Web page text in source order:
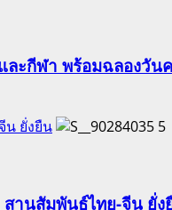
ละกีฬา พร้อมฉลองวั
น ยั่งยืน
5
านสัมพันธ์ไทย-จีน ยั่ง